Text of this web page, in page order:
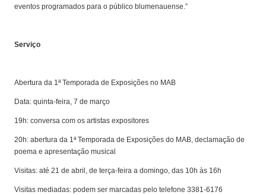
eventos programados para o público blumenauense.”
Serviço
Abertura da 1ª Temporada de Exposições no MAB
Data: quinta-feira, 7 de março
19h: conversa com os artistas expositores
20h: abertura da 1ª Temporada de Exposições do MAB, declamação de
poema e apresentação musical
Visitas: até 21 de abril, de terça-feira a domingo, das 10h às 16h
Visitas mediadas: podem ser marcadas pelo telefone 3381-6176